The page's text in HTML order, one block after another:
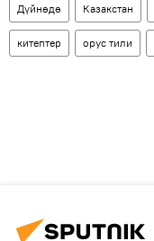
Дүйнөдө Казакстан
китептер орус тили